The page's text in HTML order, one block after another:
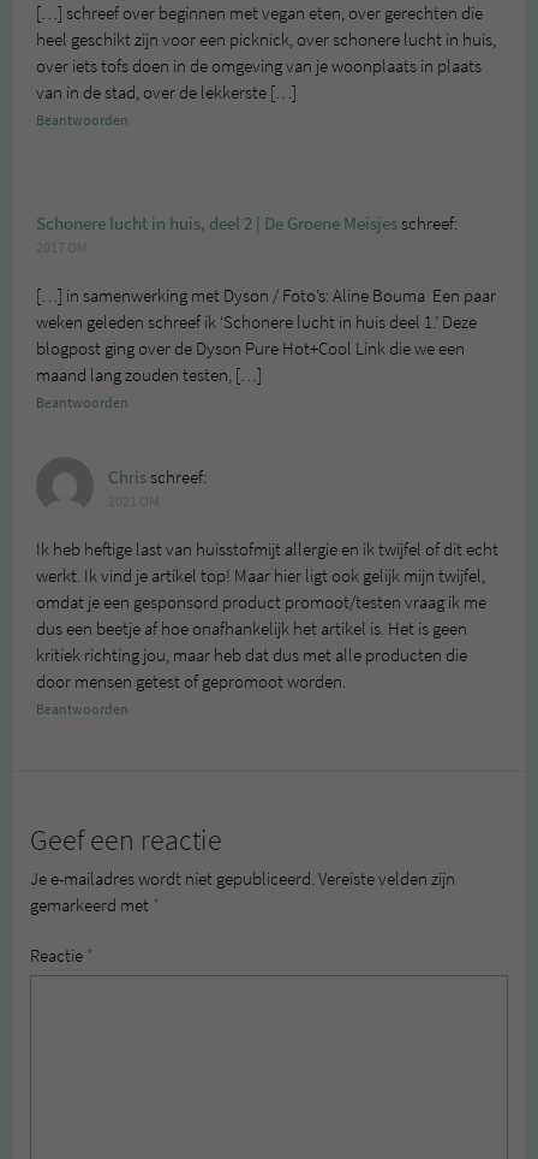
[…] schreef over beginnen met vegan eten, over gerechten die
heel geschikt zijn voor een picknick, over schonere lucht in huis,
over iets tofs doen in de omgeving van je woonplaats in plaats
van in de stad, over de lekkerste […]
Beantwoorden
Schonere lucht in huis, deel 2 | De Groene Meisjesschreef:
[…] in samenwerking met Dyson / Foto’s: Aline Bouma Een paar
weken geleden schreef ik ‘Schonere lucht in huis deel 1.’ Deze
blogpost ging over de Dyson Pure Hot+Cool Link die we een
maand lang zouden testen, […]
Beantwoorden
Chrisschreef:
Ik heb heftige last van huisstofmijt allergie en ik twijfel of dit echt
werkt. Ik vind je artikel top! Maar hier ligt ook gelijk mijn twijfel,
omdat je een gesponsord product promoot/testen vraag ik me
dus een beetje af hoe onafhankelijk het artikel is. Het is geen
kritiek richting jou, maar heb dat dus met alle producten die
door mensen getest of gepromoot worden.
Beantwoorden
Geef een reactie
Je e-mailadres wordt niet gepubliceerd. Vereiste velden zijn
gemarkeerd met *
Reactie *